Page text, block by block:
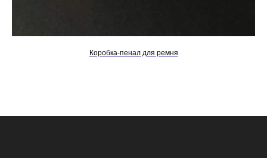
Коробка-пенал для ремня